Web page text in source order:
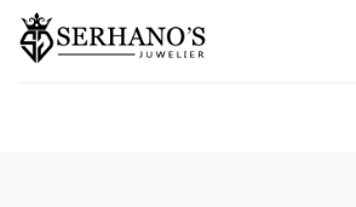
Skip to content